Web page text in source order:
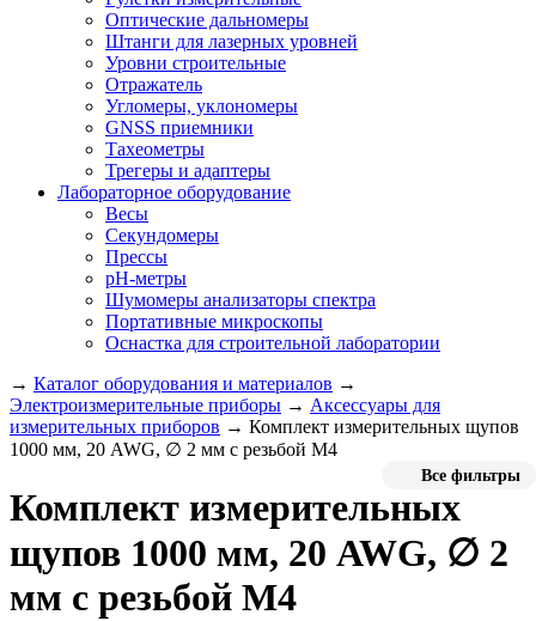
Оптические дальномеры
Штанги для лазерных уровней
Уровни строительные
Отражатель
Угломеры, уклономеры
GNSS приемники
Тахеометры
Трегеры и адаптеры
Лабораторное оборудование
Весы
Секундомеры
Прессы
pH-метры
Шумомеры анализаторы спектра
Портативные микроскопы
Оснастка для строительной лаборатории
→ Каталог оборудования и материалов →
Электроизмерительные приборы → Аксессуары для
измерительных приборов → Комплект измерительных щупов
1000 мм, 20 AWG, ∅ 2 мм с резьбой М4
Все фильтры
Комплект измерительных
щупов 1000 мм, 20 AWG, ∅ 2
мм с резьбой М4